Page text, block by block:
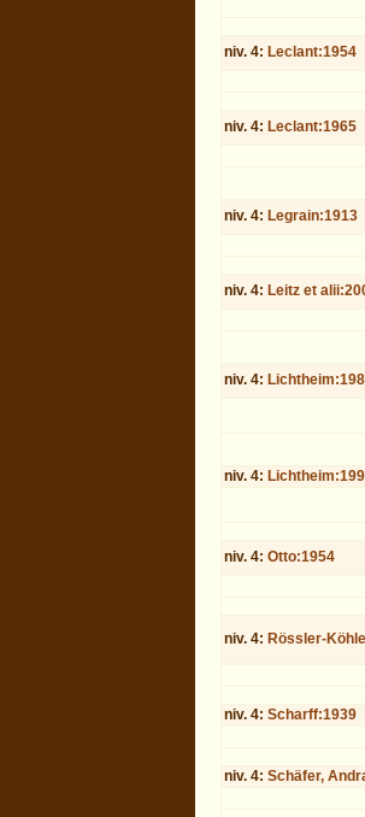
niv. 4: Leclant:1954
niv. 4: Leclant:1965
niv. 4: Legrain:1913
niv. 4: Leitz et
niv. 4:
niv. 4:
niv. 4:Otto:1954
niv. 4: Rössler-
niv. 4:Scharff:1939
niv. 4:Schäfer,